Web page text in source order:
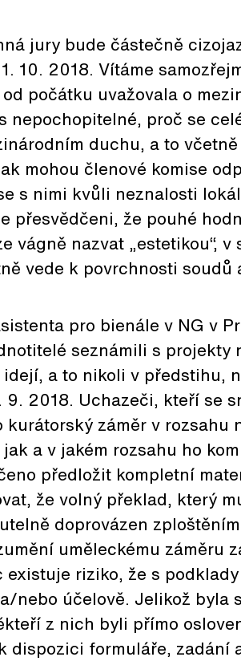
jury bude částečně
10. 2018. Vítáme
počátku uvažovala o
nepochopitelné, proč se
duchu, a to
mohou členové komise
s nimi kvůli neznalosti
přesvědčeni, že pouhé
vágně nazvat „estetikou“,
vede k povrchnosti soudů
pro bienále v NG v
seznámili s projekty
a to nikoli v předstihu,
2018. Uchazeči, kteří se
kurátorský záměr v rozsahu
a v jakém rozsahu ho
předložit kompletní
že volný překlad, který
doprovázen
uměleckému záměru
riziko, že s
nebo účelově. Jelikož byla
z nich byli přímo
dispozici formuláře, zadání